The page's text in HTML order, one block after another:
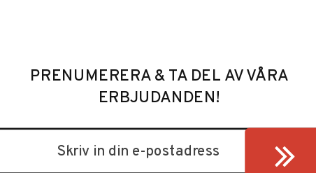
PRENUMERERA & TA DEL AV VÅRA
ERBJUDANDEN!